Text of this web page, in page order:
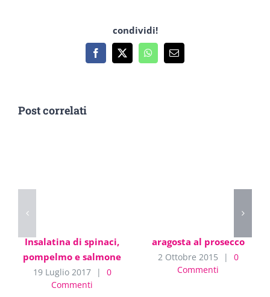
condividi!
Facebook
X WhatsApp
Email
Post correlati
Insalatina di spinaci,
pompelmo e salmone
19 Luglio 2017 |
0
Commenti
aragosta al prosecco
2 Ottobre 2015 |
0
Commenti